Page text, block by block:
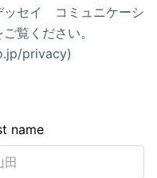
ッセイ コミュニケーシ
ご覧ください。
privacy)
name